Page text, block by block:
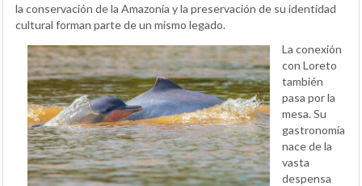
la conservación de la Amazonía y la preservación de su identidad
cultural forman parte de un mismo legado.
La conexión
con Loreto
también
pasa por la
mesa. Su
gastronomía
nace de la
vasta
despensa